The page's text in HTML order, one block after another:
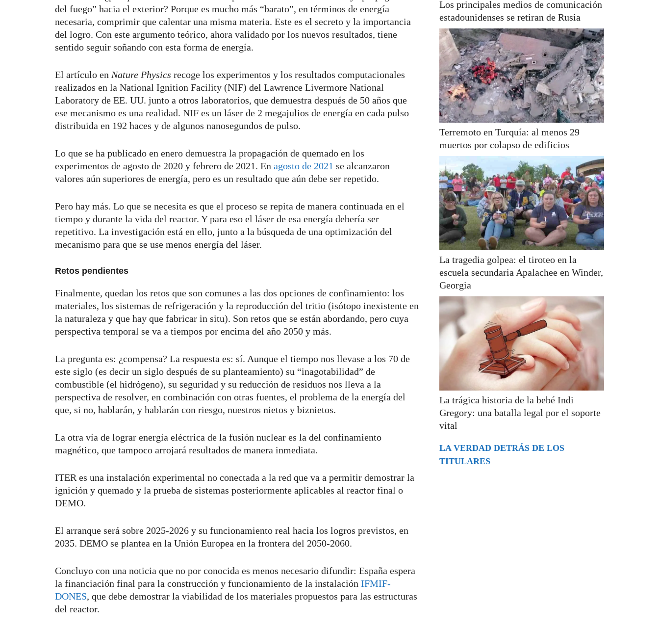
del fuego” hacia el exterior? Porque es mucho más “barato”, en términos de energía
necesaria, comprimir que calentar una misma materia. Este es el secreto y la importancia
del logro. Con este argumento teórico, ahora validado por los nuevos resultados, tiene
sentido seguir soñando con esta forma de energía.
El artículo en Nature Physics recoge los experimentos y los resultados computacionales
realizados en la National Ignition Facility (NIF) del Lawrence Livermore National
Laboratory de EE. UU. junto a otros laboratorios, que demuestra después de 50 años que
ese mecanismo es una realidad. NIF es un láser de 2 megajulios de energía en cada pulso
distribuida en 192 haces y de algunos nanosegundos de pulso.
Lo que se ha publicado en enero demuestra la propagación de quemado en los
experimentos de agosto de 2020 y febrero de 2021. En agosto de 2021 se alcanzaron
valores aún superiores de energía, pero es un resultado que aún debe ser repetido.
Pero hay más. Lo que se necesita es que el proceso se repita de manera continuada en el
tiempo y durante la vida del reactor. Y para eso el láser de esa energía debería ser
repetitivo. La investigación está en ello, junto a la búsqueda de una optimización del
mecanismo para que se use menos energía del láser.
Retos pendientes
Finalmente, quedan los retos que son comunes a las dos opciones de confinamiento: los
materiales, los sistemas de refrigeración y la reproducción del tritio (isótopo inexistente en
la naturaleza y que hay que fabricar in situ). Son retos que se están abordando, pero cuya
perspectiva temporal se va a tiempos por encima del año 2050 y más.
La pregunta es: ¿compensa? La respuesta es: sí. Aunque el tiempo nos llevase a los 70 de
este siglo (es decir un siglo después de su planteamiento) su “inagotabilidad” de
combustible (el hidrógeno), su seguridad y su reducción de residuos nos lleva a la
perspectiva de resolver, en combinación con otras fuentes, el problema de la energía del
que, si no, hablarán, y hablarán con riesgo, nuestros nietos y biznietos.
La otra vía de lograr energía eléctrica de la fusión nuclear es la del confinamiento
magnético, que tampoco arrojará resultados de manera inmediata.
ITER es una instalación experimental no conectada a la red que va a permitir demostrar la
ignición y quemado y la prueba de sistemas posteriormente aplicables al reactor final o
DEMO.
El arranque será sobre 2025-2026 y su funcionamiento real hacia los logros previstos, en
2035. DEMO se plantea en la Unión Europea en la frontera del 2050-2060.
Concluyo con una noticia que no por conocida es menos necesario difundir: España espera
la financiación final para la construcción y funcionamiento de la instalación IFMIF-
DONES, que debe demostrar la viabilidad de los materiales propuestos para las estructuras
del reactor.
Los principales medios de comunicación
estadounidenses se retiran de Rusia
Terremoto en Turquía: al menos 29
muertos por colapso de edificios
La tragedia golpea: el tiroteo en la
escuela secundaria Apalachee en Winder,
Georgia
La trágica historia de la bebé Indi
Gregory: una batalla legal por el soporte
vital
LA VERDAD DETRÁS DE LOS
TITULARES